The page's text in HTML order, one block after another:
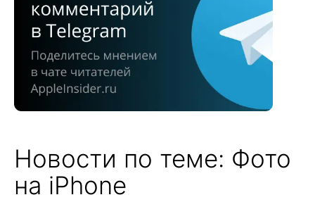
Новости по теме: Фото
на iPhone